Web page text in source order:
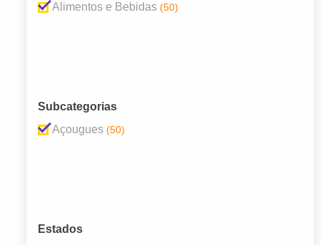
Alimentos e Bebidas (50)
Subcategorias
Açougues (50)
Estados